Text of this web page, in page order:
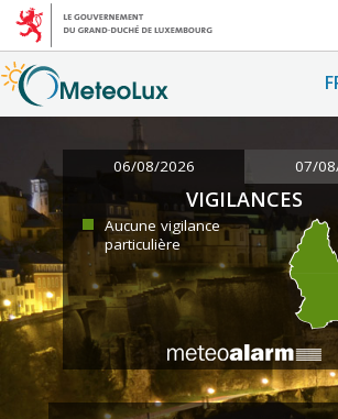
06/08/2026 07/
VIGILANCES
Aucune vigilance
particulière